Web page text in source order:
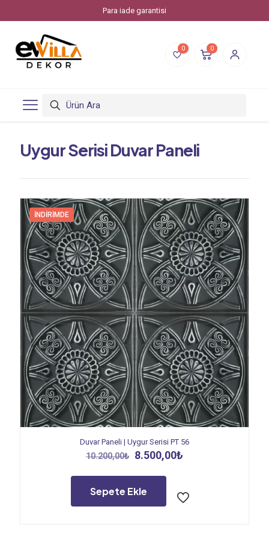
Para iade garantisi
0 0
Uygur Serisi Duvar Paneli
İNDIRIMDE
Duvar Paneli | Uygur Serisi PT 56
10.200,00₺ Orijinal
10.200,00₺.
8.500,00₺
Sepete Ekle